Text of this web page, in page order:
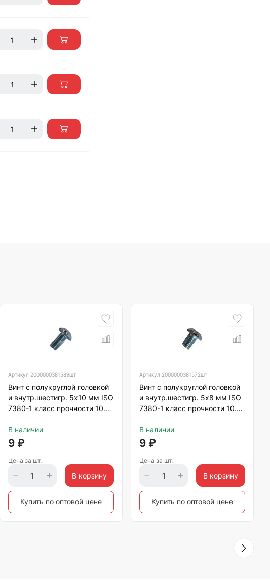
Артикул 2000000381589шт
Винт с полукруглой головкой
и внутр.шестигр. 5х10 мм ISO
7380-1 класс прочности 10.9,
В наличии
9₽
Цена за шт.
В корзину
Купить по оптовой цене
Артикул 2000000381572шт
Винт с полукруглой головкой
и внутр.шестигр. 5х8 мм ISO
7380-1 класс прочности 10.9,
В наличии
9₽
Цена за шт.
В корзину
Купить по оптовой цене